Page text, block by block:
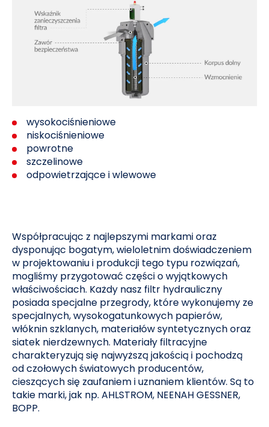
wysokociśnieniowe
niskociśnieniowe
powrotne
szczelinowe
odpowietrzające i wlewowe
Współpracując z najlepszymi markami oraz
dysponując bogatym, wieloletnim doświadczeniem
w projektowaniu i produkcji tego typu rozwiązań,
mogliśmy przygotować części o wyjątkowych
właściwościach. Każdy nasz filtr hydrauliczny
posiada specjalne przegrody, które wykonujemy ze
specjalnych, wysokogatunkowych papierów,
włóknin szklanych, materiałów syntetycznych oraz
siatek nierdzewnych. Materiały filtracyjne
charakteryzują się najwyższą jakością i pochodzą
od czołowych światowych producentów,
cieszących się zaufaniem i uznaniem klientów. Są to
takie marki, jak np. AHLSTROM, NEENAH GESSNER,
BOPP.